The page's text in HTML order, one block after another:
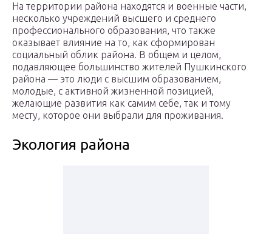
На территории района находятся и военные части,
несколько учреждений высшего и среднего
профессионального образования, что также
оказывает влияние на то, как сформирован
социальный облик района. В общем и целом,
подавляющее большинство жителей Пушкинского
района — это люди с высшим образованием,
молодые, с активной жизненной позицией,
желающие развития как самим себе, так и тому
месту, которое они выбрали для проживания.
Экология района